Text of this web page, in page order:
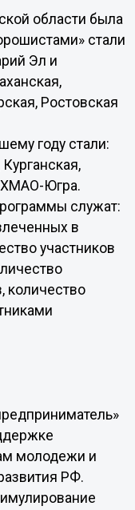
области была
стали
Эл и
Ростовская
году стали:
ХМАО-Югра.
служат:
в
участников
количество
молодежи и
РФ.